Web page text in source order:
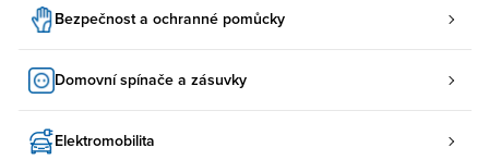
Bezpečnost a ochranné pomůcky
Domovní spínače a zásuvky
Elektromobilita